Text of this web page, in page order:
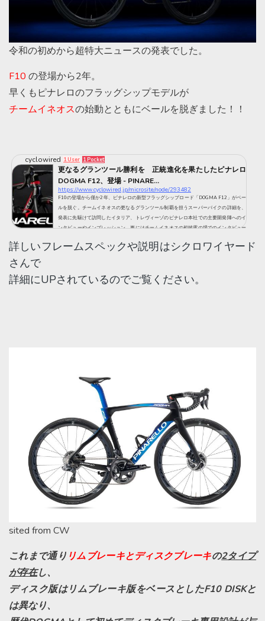
令和の初めから超特大ニュースの発表でした。
F10 の登場から2年。
早くもピナレロのフラッグシップモデルが
チームイネオスの始動とともにベールを脱ぎました！！
cyclowired 1 User 1 Pocket
更なるグランツール勝利を 正統進化を果たしたピナレロ
DOGMA F12、登場 - PINARE...
https://www.cyclowired.jp/microsite/node/293482
F10の登場から僅か2年、ピナレロの新型フラッグシップロード「DOGMA F12」がベー
ルを脱ぐ。チームイネオスの更なるグランツール制覇を担うスーパーバイクの詳細を、
発表に先駆けて訪問したイタリア、トレヴィーゾのピナレロ本社での主要開発陣へのイ
ンタビューやインプレッション、更にはチームイネオスの初披露の場でのインタビュー
詳しいフレームスペックや説明はシクロワイヤード
さんで
詳細にUPされているのでご覧ください。
sited from CW
これまで通り リムブレーキとディスクブレーキの2タイプ
が存在し、
ディスク版はリムブレーキ版をベースとしたF10 DISKと
は異なり、